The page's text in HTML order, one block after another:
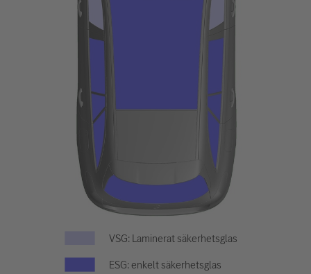
VSG: Laminerat säkerhetsglas
ESG: enkelt säkerhetsglas